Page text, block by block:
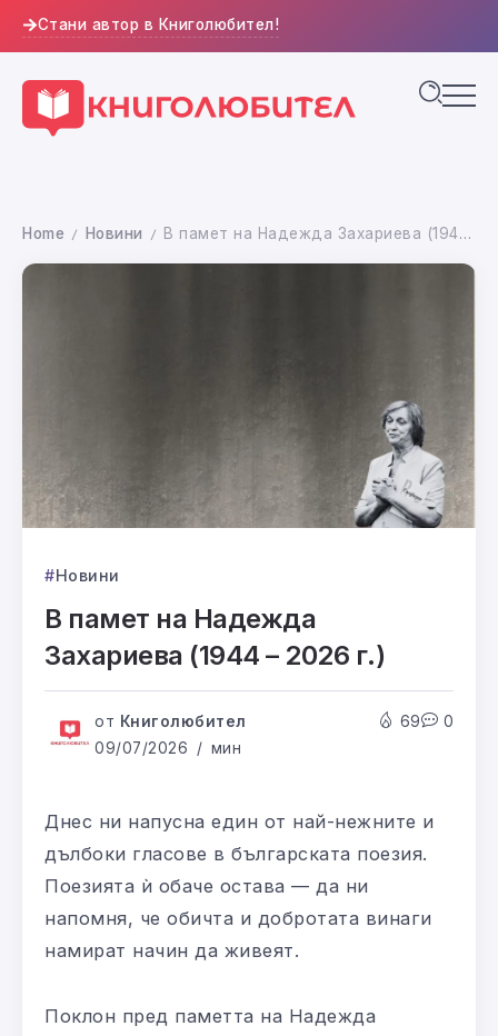
Стани автор в Книголюбител!
Home / Новини / В памет на Надежда Захариева (1944 – 2026 г.)
Новини
В памет на Надежда
Захариева (1944 – 2026 г.)
от Книголюбител
09/07/2026
мин
69 0
Днес ни напусна един от най-нежните и
дълбоки гласове в българската поезия.
Поезията ѝ обаче остава — да ни
напомня, че обичта и добротата винаги
намират начин да живеят.
Поклон пред паметта на Надежда